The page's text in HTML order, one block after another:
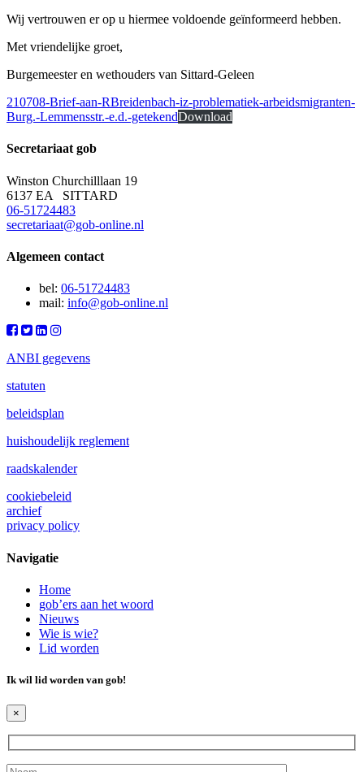
Wij vertrouwen er op u hiermee voldoende geïnformeerd hebben.
Met vriendelijke groet,
Burgemeester en wethouders van Sittard-Geleen
210708-Brief-aan-RBreidenbach-iz-problematiek-arbeidsmigranten-
Burg.-Lemmensstr.-e.d.-getekendDownload
Secretariaatgob
Winston Churchilllaan 19
6137 EA SITTARD
06-51724483
secretariaat@gob-online.nl
Algemeen contact
bel: 06-51724483
mail: info@gob-online.nl
ANBI gegevens
statuten
beleidsplan
huishoudelijk reglement
raadskalender
cookiebeleid
archief
privacy policy
Navigatie
Home
gob’ers aan het woord
Nieuws
Wie is wie?
Lid worden
Ik wil lid worden van gob!
×